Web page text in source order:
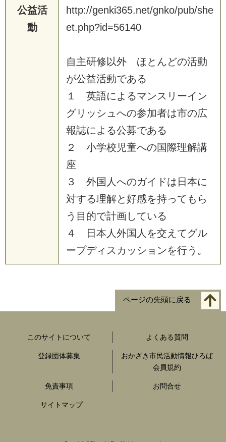
公益活
動
http://genki365.net/gnko/pub/she
et.php?id=56140
自主研修以外 ほとんどの活動
が公益活動である
１ 英語によるマンスリーイン
グリッシュへの参加者は市の広
報誌による公募である
２ 小学校児童への国際理解講
座
３ 外国人へのガイドは日本に
対する理解と好感を持ってもら
う目的で計画している
４ 日本人外国人を交えてグル
ープディスカッションを行う。
ページの先頭に戻る
このサイトについて よくある質問
登録団体募集
おかざき市民活動情報ひろば
会員規約
免責事項 お問合せ
サイトマップ